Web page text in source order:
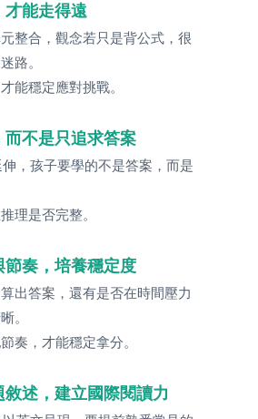
才能走得遠
整合，觀念若只是背公式，很
路。
能穩定應對挑戰。
而不是只追求答案
，孩子要學的不是答案，而是
理是否完整。
節奏，培養穩定度
出答案，還有是否在時間壓力
。
奏，才能穩定拿分。
敘述，建立國際閱讀力